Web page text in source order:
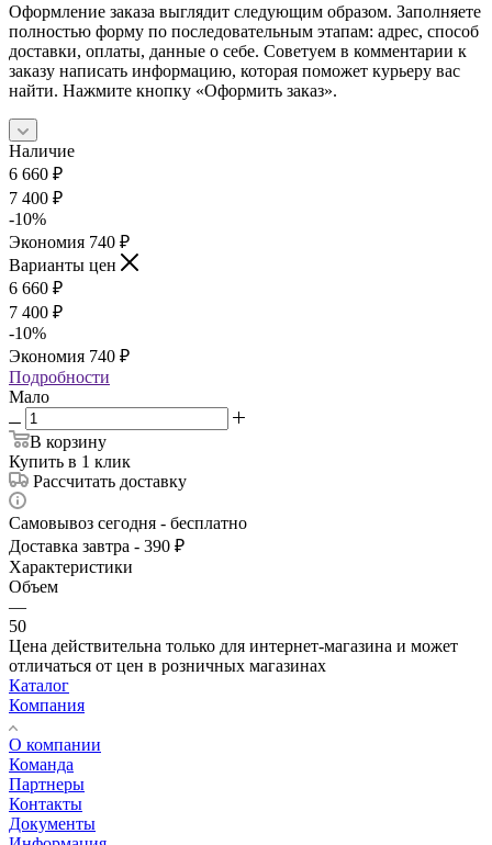
Оформление заказа выглядит следующим образом. Заполняете
полностью форму по последовательным этапам: адрес, способ
доставки, оплаты, данные о себе. Советуем в комментарии к
заказу написать информацию, которая поможет курьеру вас
найти. Нажмите кнопку «Оформить заказ».
Наличие
6 660 ₽
7 400 ₽
-10%
Экономия 740 ₽
Варианты цен
6 660 ₽
7 400 ₽
-10%
Экономия 740 ₽
Подробности
Мало
В корзину
Купить в 1 клик
Рассчитать доставку
Самовывоз сегодня - бесплатно
Доставка завтра - 390 ₽
Характеристики
Объем
—
50
Цена действительна только для интернет-магазина и может
отличаться от цен в розничных магазинах
Каталог
Компания
О компании
Команда
Партнеры
Контакты
Документы